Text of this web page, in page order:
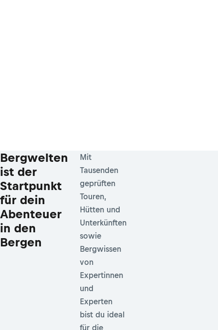
Bergwelten
ist der
Startpunkt
für dein
Abenteuer
in den
Bergen
Mit
Tausenden
geprüften
Touren,
Hütten und
Unterkünften
sowie
Bergwissen
von
Expertinnen
und
Experten
bist du ideal
für die